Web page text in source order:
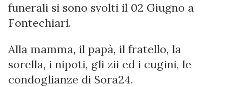
funerali si sono svolti il 02 Giugno a
Fontechiari.
Alla mamma, il papà, il fratello, la
sorella, i nipoti, gli zii ed i cugini, le
condoglianze di Sora24.